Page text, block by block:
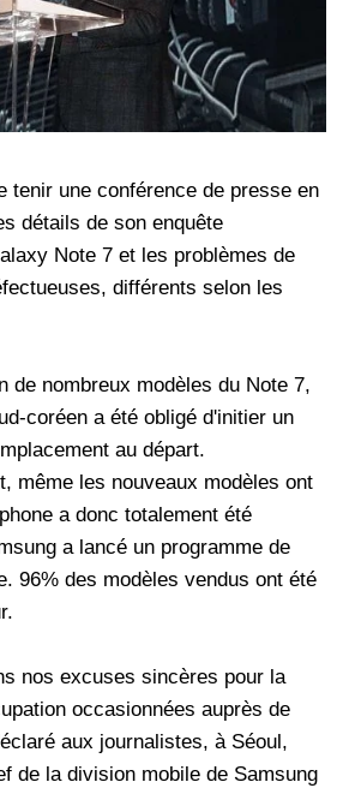
tenir une conférence de presse en
détails de son enquête
Note 7 et les problèmes de
différents selon les
de nombreux modèles du Note 7,
coréen a été obligé d'initier un
au départ.
même les nouveaux modèles ont
a donc totalement été
a lancé un programme de
96% des modèles vendus ont été
nos excuses sincères pour la
occasionnées auprès de
aux journalistes, à Séoul,
de la division mobile de Samsung